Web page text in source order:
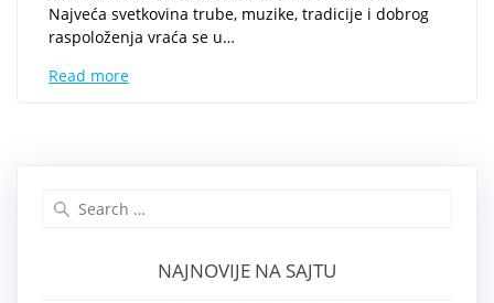
Najveća svetkovina trube, muzike, tradicije i dobrog
raspoloženja vraća se u…
Read more
NAJNOVIJE NA SAJTU